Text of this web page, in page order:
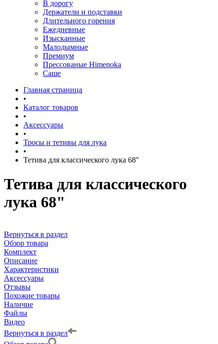
В дорогу
Держатели и подставки
Длительного горения
Ежедневные
Изысканные
Малодымные
Премиум
Прессованые Himenoka
Саше
Главная страница
•
Каталог товаров
•
Аксессуары
•
Тросы и тетивы для лука
•
Тетива для классического лука 68"
Тетива для классического
лука 68"
Вернуться в раздел
Обзор товара
Комплект
Описание
Характеристики
Аксессуары
Отзывы
Похожие товары
Наличие
Файлы
Видео
Вернуться в раздел